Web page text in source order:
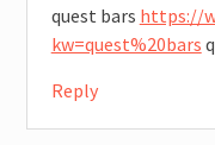
quest bars https://
kw=quest%20bars
Reply